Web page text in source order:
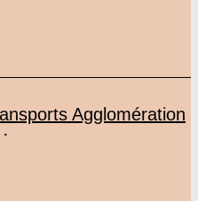
Agglomération
·